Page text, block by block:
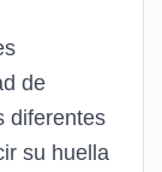
de
diferentes
su huella